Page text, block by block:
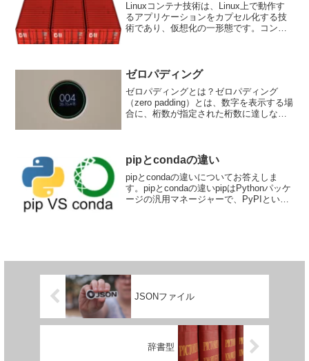
Linuxコンテナ技術は、Linux上で動作す
るアプリケーションをカプセル化する技
術であり、仮想化の一形態です。コンテ
コンテナは、...
ゼロパディング
ゼロパディングとは？ゼロパディング
（zero padding）とは、数字を表示する場
合に、桁数が指定された桁数に達しない
表示さ...
pipとcondaの違い
pipとcondaの違いについてお答えしま
す。pipとcondaの違いpipはPythonパッケ
ージの汎用マネージャーで、PyPIという
JSONファイル
辞書型